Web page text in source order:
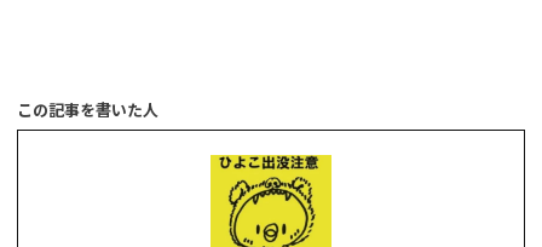
この記事を書いた人